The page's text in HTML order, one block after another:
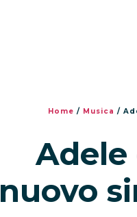
Home / Musica /
Adele
nuovo